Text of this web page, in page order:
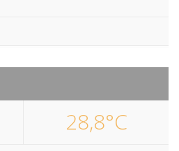
28,8°C